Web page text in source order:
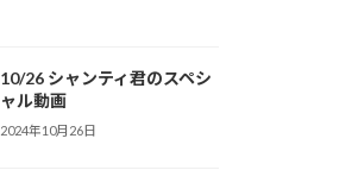
10/26 シャンティ君のスペシ
ャル動画
2024年10月26日